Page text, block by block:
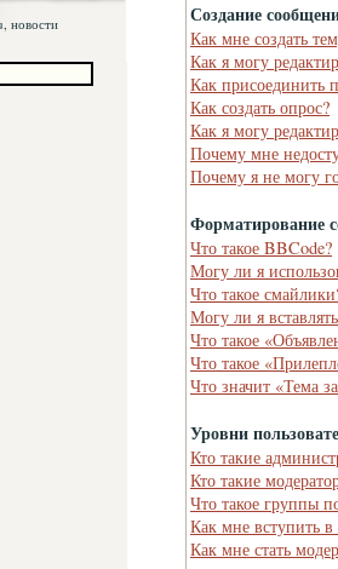
новости
Создание
Как мне создать
Как я могу
Как присоединить
Как создать опрос?
Как я могу
Почему мне
Почему я не могу
Форматирование
Что такое BBCode?
Могу ли я
Что такое
Могу ли я
Что такое
Что такое
Что значит «Тема
Уровни
Кто такие
Кто такие
Что такое группы
Как мне вступить в
Как мне стать